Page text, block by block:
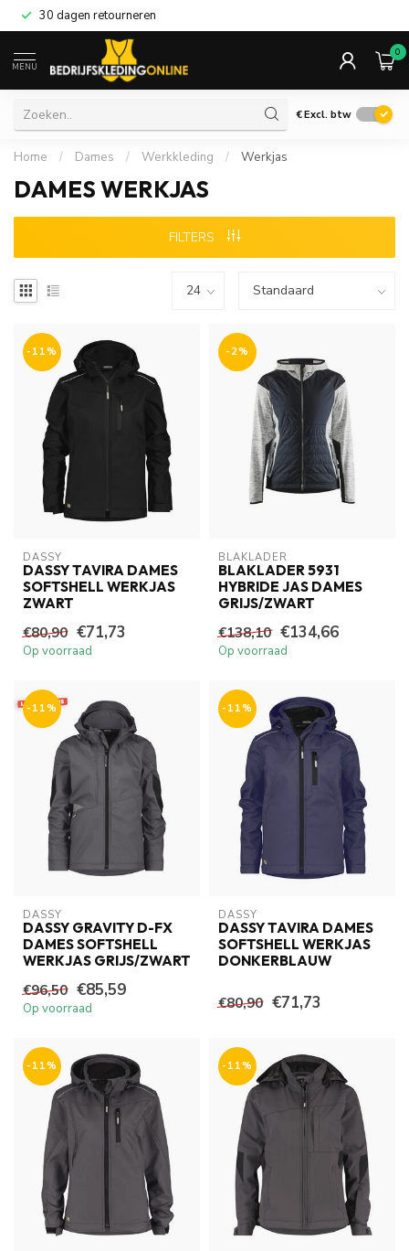
30 dagen retourneren
MENU
0
€Excl. btw
Home / Dames / Werkkleding / Werkjas
DAMES WERKJAS
FILTERS
-11%
DASSY
DASSY TAVIRA DAMES
SOFTSHELL WERKJAS
ZWART
€80,90 €71,73
Op voorraad
-2%
BLAKLADER
BLAKLADER 5931
HYBRIDE JAS DAMES
GRIJS/ZWART
€138,10 €134,66
Op voorraad
-11%
DASSY
DASSY GRAVITY D-FX
DAMES SOFTSHELL
WERKJAS GRIJS/ZWART
€96,50 €85,59
Op voorraad
-11%
DASSY
DASSY TAVIRA DAMES
SOFTSHELL WERKJAS
DONKERBLAUW
€80,90 €71,73
-11% -11%